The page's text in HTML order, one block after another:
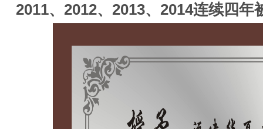
2011、2012、2013、2014连续四